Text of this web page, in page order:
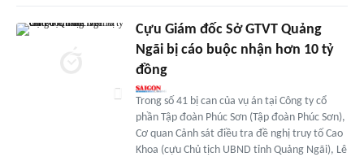
Cựu Giám đốc Sở GTVT Quảng
Ngãi bị cáo buộc nhận hơn 10 tỷ
đồng
Trong số 41 bị can của vụ án tại Công ty cổ
phần Tập đoàn Phúc Sơn (Tập đoàn Phúc Sơn),
Cơ quan Cảnh sát điều tra đề nghị truy tố Cao
Khoa (cựu Chủ tịch UBND tỉnh Quảng Ngãi), Lê